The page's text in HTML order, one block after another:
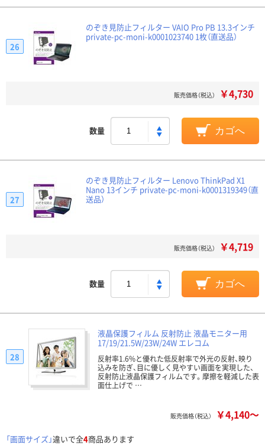
のぞき見防止フィルター VAIO Pro PB 13.3インチ
private-pc-moni-k0001023740 1枚（直送品）
26
販売価格（税込） ￥4,730
数量 カゴへ
のぞき見防止フィルター Lenovo ThinkPad X1
Nano 13インチ private-pc-moni-k0001319349（直
送品）
27
販売価格（税込） ￥4,719
数量 カゴへ
液晶保護フィルム 反射防止 液晶モニター用
17/19/21.5W/23W/24W エレコム
反射率1.6%と優れた低反射率で外光の反射、映り
込みを防ぎ、目に優しく見やすい画面を実現した、
反射防止液晶保護フィルムです。摩擦を軽減した表
面仕上げで …
28
販売価格（税込） ￥4,140～
「画面サイズ」違いで全4商品あります